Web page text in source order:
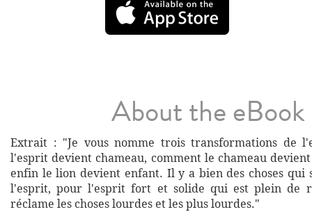
About the eBook
Extrait : "Je vous nomme trois transformations de
l'esprit devient chameau, comment le chameau
enfin le lion devient enfant. Il y a bien des choses qui
l'esprit, pour l'esprit fort et solide qui est plein de
réclame les choses lourdes et les plus lourdes."